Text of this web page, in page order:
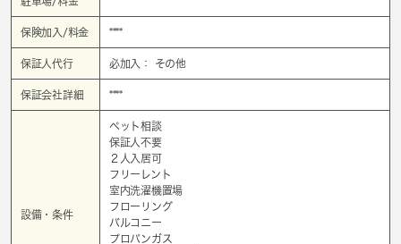
保険加入/料金 ****
保証人代行 必加入： その他
保証会社詳細 ****
設備・条件
ペット相談
保証人不要
２人入居可
フリーレント
室内洗濯機置場
フローリング
バルコニー
プロパンガス